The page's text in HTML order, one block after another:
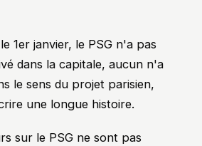
1er janvier, le PSG n'a pas
dans la capitale, aucun n'a
le sens du projet parisien,
une longue histoire.
sur le PSG ne sont pas